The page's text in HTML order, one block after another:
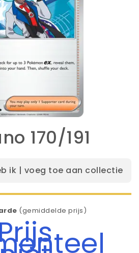
170/191
ik | voeg toe aan collectie
(gemiddelde prijs)